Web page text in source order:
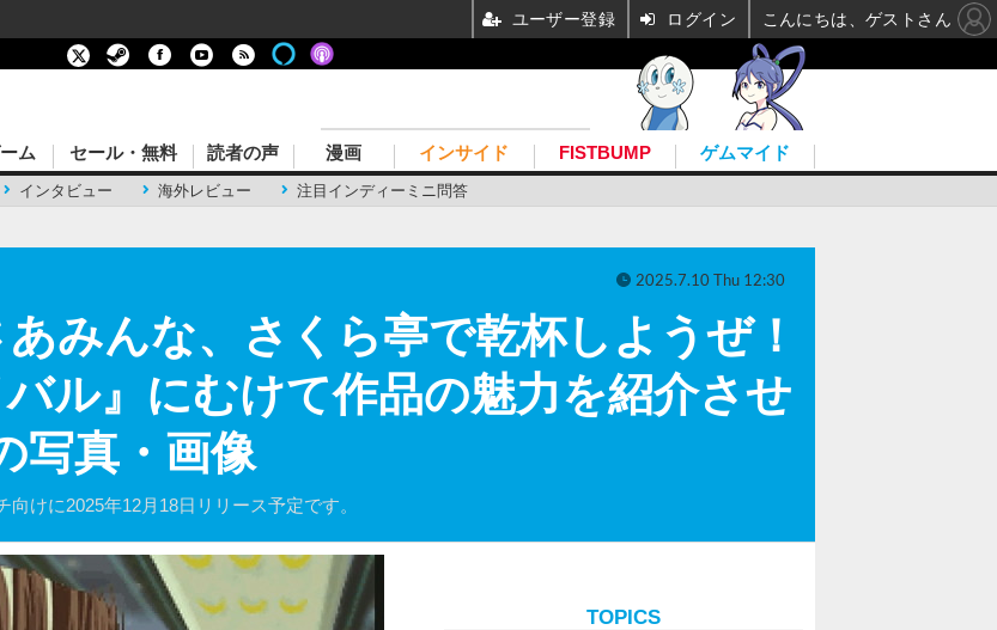
インタビュー 海外レビュー 注目インディーミニ問答
ム セール・無料 読者の声 漫画 インサイド FISTBUMP ゲムマイド
あみんな、さくら亭で乾杯しようぜ！
バル』にむけて作品の魅力を紹介させ
写真・画像
けに2025年12月18日リリース予定です。
2025.7.10 Thu 12:30
TOPICS
ユーザー登録 ログイン こんにちは、ゲストさん